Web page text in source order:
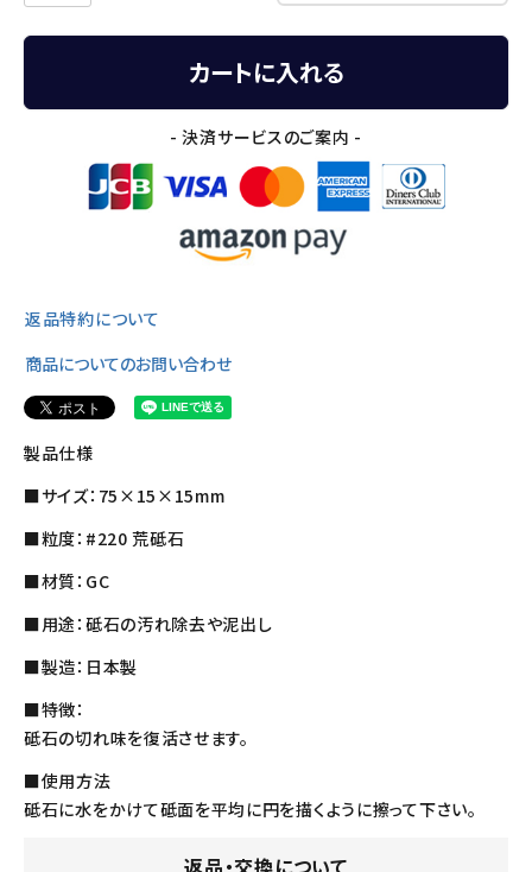
カートに入れる
- 決済サービスのご案内 -
返品特約について
商品についてのお問い合わせ
製品仕様
■サイズ：75×15×15mm
■粒度：#220 荒砥石
■材質：GC
■用途：砥石の汚れ除去や泥出し
■製造：日本製
■特徴：
砥石の切れ味を復活させます。
■使用方法
砥石に水をかけて砥面を平均に円を描くように擦って下さい。
返品・交換について